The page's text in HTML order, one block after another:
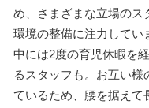
め、さまざまな立場のス
環境の整備に注力してい
中には2度の育児休暇を
るスタッフも。お互い様
ているため、腰を据えて